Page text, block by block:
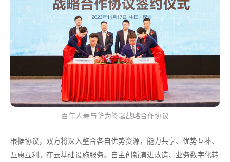
百年人寿与华为签署战略合作协议
根据协议，双方将深入整合各自优势资源，能力共享、优势互补、
互惠互利。在云基础设施服务、自主创新演进改造、业务数字化转